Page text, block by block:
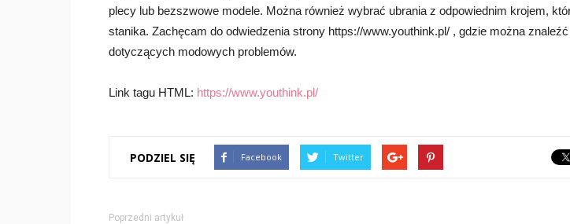
plecy lub bezszwowe modele. Można również wybrać ubrania z odpowiednim krojem,
stanika. Zachęcam do odwiedzenia strony https://www.youthink.pl/ , gdzie można
dotyczących modowych problemów.
Link tagu HTML: https://www.youthink.pl/
PODZIEL SIĘ Facebook Twitter
Poprzedni artykuł